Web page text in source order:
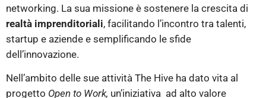
networking. La sua missione è sostenere la crescita di
realtà imprenditoriali, facilitando l’incontro tra talenti,
startup e aziende e semplificando le sfide
dell’innovazione.
Nell’ambito delle sue attività The Hive ha dato vita al
progetto Open to Work, un’iniziativa ad alto valore